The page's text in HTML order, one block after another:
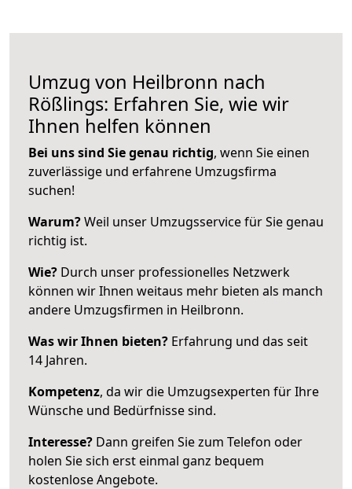
Umzug von Heilbronn nach
Rößlings: Erfahren Sie, wie wir
Ihnen helfen können
Bei uns sind Sie genau richtig, wenn Sie einen
zuverlässige und erfahrene Umzugsfirma
suchen!
Warum?Weil unser Umzugsservice für Sie genau
richtig ist.
Wie? Durch unser professionelles Netzwerk
können wir Ihnen weitaus mehr bieten als manch
andere Umzugsfirmen in Heilbronn.
Was wir Ihnen bieten? Erfahrung und das seit
14 Jahren.
Kompetenz, da wir die Umzugsexperten für Ihre
Wünsche und Bedürfnisse sind.
Interesse? Dann greifen Sie zum Telefon oder
holen Sie sich erst einmal ganz bequem
kostenlose Angebote.